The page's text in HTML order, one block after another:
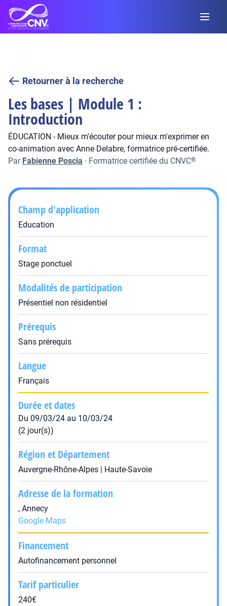
Retourner à la recherche
Les bases | Module 1 :
Introduction
ÉDUCATION - Mieux m'écouter pour mieux m'exprimer en
co-animation avec Anne Delabre, formatrice pré-certifiée.
Par Fabienne Poscia · Formatrice certifiée du CNVC®
Champ d'application
Education
Format
Stage ponctuel
Modalités de participation
Présentiel non résidentiel
Prérequis
Sans prérequis
Langue
Français
Durée et dates
Du 09/03/24 au 10/03/24
(2 jour(s))
Région et Département
Auvergne-Rhône-Alpes | Haute-Savoie
Adresse de la formation
, Annecy
Google Maps
Financement
Autofinancement personnel
Tarif particulier
240€